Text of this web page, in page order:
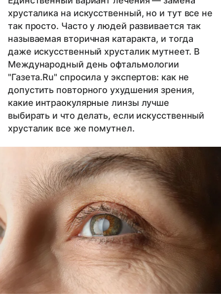
хрусталика на искусственный, но и тут все не
так просто. Часто у людей развивается так
называемая вторичная катаракта, и тогда
даже искусственный хрусталик мутнеет. В
Международный день офтальмологии
"Газета.Ru" спросила у экспертов: как не
допустить повторного ухудшения зрения,
какие интраокулярные линзы лучше
выбирать и что делать, если искусственный
хрусталик все же помутнел.